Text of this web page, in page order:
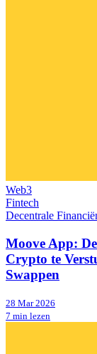
Web3
Fintech
Decentrale
Moove App:
Crypto te
Swappen
28 Mar 2026
7 min lezen